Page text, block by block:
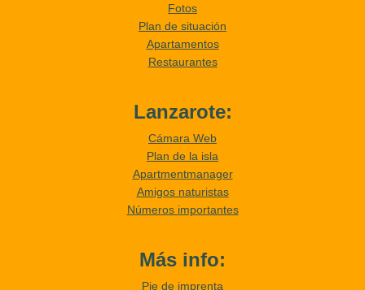
Fotos
Plan de situación
Apartamentos
Restaurantes
Lanzarote:
Cámara Web
Plan de la isla
Apartmentmanager
Amigos naturistas
Números importantes
Más info:
Pie de imprenta